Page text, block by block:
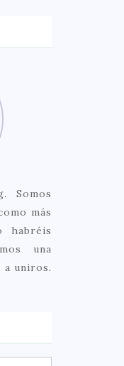
Somos
más
habréis
una
a uniros.